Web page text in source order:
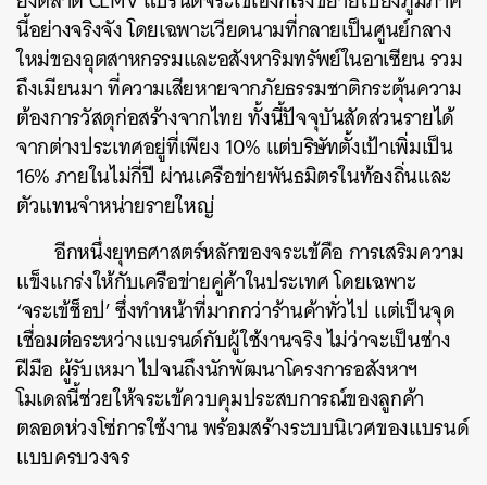
นี้อย่างจริงจัง โดยเฉพาะเวียดนามที่กลายเป็นศูนย์กลาง
ใหม่ของอุตสาหกรรมและอสังหาริมทรัพย์ในอาเซียน รวม
ถึงเมียนมา ที่ความเสียหายจากภัยธรรมชาติกระตุ้นความ
ต้องการวัสดุก่อสร้างจากไทย ทั้งนี้ปัจจุบันสัดส่วนรายได้
จากต่างประเทศอยู่ที่เพียง 10% แต่บริษัทตั้งเป้าเพิ่มเป็น
16% ภายในไม่กี่ปี ผ่านเครือข่ายพันธมิตรในท้องถิ่นและ
ตัวแทนจำหน่ายรายใหญ่
อีกหนึ่งยุทธศาสตร์หลักของจระเข้คือ การเสริมความ
แข็งแกร่งให้กับเครือข่ายคู่ค้าในประเทศ โดยเฉพาะ
‘จระเข้ช็อป’ ซึ่งทำหน้าที่มากกว่าร้านค้าทั่วไป แต่เป็นจุด
เชื่อมต่อระหว่างแบรนด์กับผู้ใช้งานจริง ไม่ว่าจะเป็นช่าง
ฝีมือ ผู้รับเหมา ไปจนถึงนักพัฒนาโครงการอสังหาฯ
โมเดลนี้ช่วยให้จระเข้ควบคุมประสบการณ์ของลูกค้า
ตลอดห่วงโซ่การใช้งาน พร้อมสร้างระบบนิเวศของแบรนด์
แบบครบวงจร
ค้นหา
SHARE TWEET LINE EMAIL